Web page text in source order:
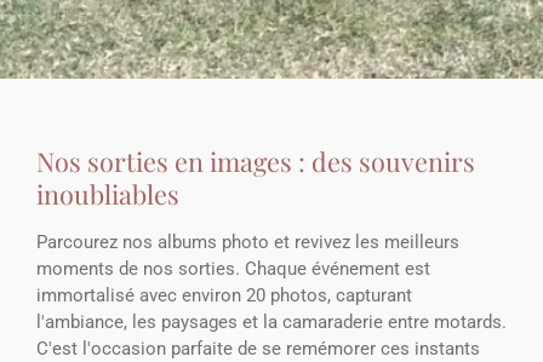
Nos sorties en images : des souvenirs
inoubliables
Parcourez nos albums photo et revivez les meilleurs
moments de nos sorties. Chaque événement est
immortalisé avec environ 20 photos, capturant
l'ambiance, les paysages et la camaraderie entre motards.
C'est l'occasion parfaite de se remémorer ces instants